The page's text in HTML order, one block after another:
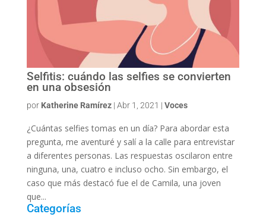
Selfitis: cuándo las selfies se convierten
en una obsesión
por Katherine Ramírez| Abr 1, 2021 | Voces
¿Cuántas selfies tomas en un día? Para abordar esta
pregunta, me aventuré y salí a la calle para entrevistar
a diferentes personas. Las respuestas oscilaron entre
ninguna, una, cuatro e incluso ocho. Sin embargo, el
caso que más destacó fue el de Camila, una joven
que...
Categorías